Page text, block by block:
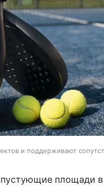
и поддерживают
площади в